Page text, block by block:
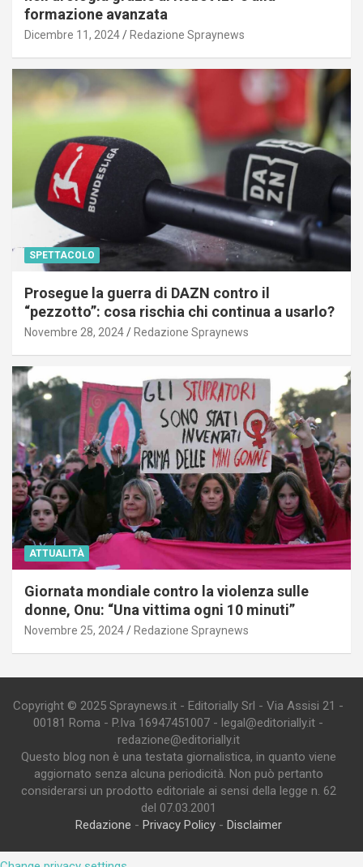
formazione avanzata
Dicembre 11, 2024 Redazione Spraynews
SPETTACOLO
Prosegue la guerra di DAZN contro il
“pezzotto”: cosa rischia chi continua a usarlo?
Novembre 28, 2024 Redazione Spraynews
ATTUALITÀ
Giornata mondiale contro la violenza sulle
donne, Onu: “Una vittima ogni 10 minuti”
Novembre 25, 2024 Redazione Spraynews
Copyright © 2025 Spraynews.it - Editorially Srl - Via Assisi 21 -
00181 Roma - P.Iva 16947451007 - legal@editorially.it -
redazione@editorially.it
Questo blog non è una testata giornalistica, in quanto viene
aggiornato senza alcuna periodicità. Non può pertanto
considerarsi un prodotto editoriale ai sensi della legge n. 62
del 07.03.2001
Redazione - Privacy Policy- Disclaimer